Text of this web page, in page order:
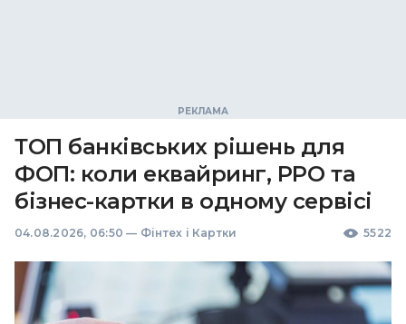
ТОП банківських рішень для
ФОП: коли еквайринг, РРО та
бізнес-картки в одному сервісі
04.08.2026, 06:50 — Фінтех і Картки 5522